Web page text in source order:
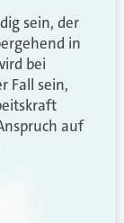
sein, der
in
bei
Fall sein,
auf